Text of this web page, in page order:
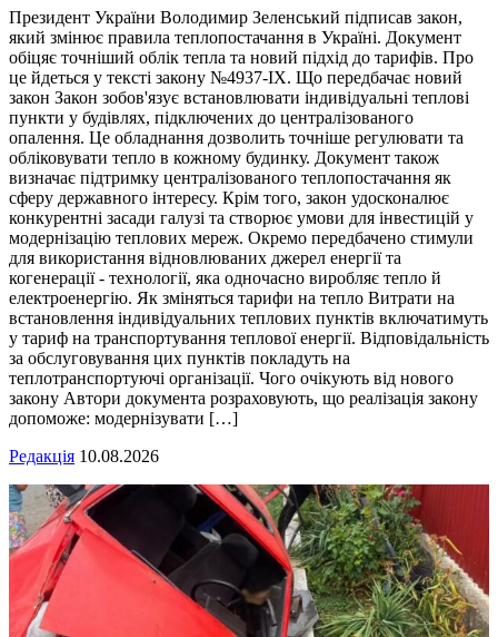
Президент України Володимир Зеленський підписав закон,
який змінює правила теплопостачання в Україні. Документ
обіцяє точніший облік тепла та новий підхід до тарифів. Про
це йдеться у тексті закону №4937-ІХ. Що передбачає новий
закон Закон зобов'язує встановлювати індивідуальні теплові
пункти у будівлях, підключених до централізованого
опалення. Це обладнання дозволить точніше регулювати та
обліковувати тепло в кожному будинку. Документ також
визначає підтримку централізованого теплопостачання як
сферу державного інтересу. Крім того, закон удосконалює
конкурентні засади галузі та створює умови для інвестицій у
модернізацію теплових мереж. Окремо передбачено стимули
для використання відновлюваних джерел енергії та
когенерації - технології, яка одночасно виробляє тепло й
електроенергію. Як зміняться тарифи на тепло Витрати на
встановлення індивідуальних теплових пунктів включатимуть
у тариф на транспортування теплової енергії. Відповідальність
за обслуговування цих пунктів покладуть на
теплотранспортуючі організації. Чого очікують від нового
закону Автори документа розраховують, що реалізація закону
допоможе: модернізувати […]
Редакція 10.08.2026